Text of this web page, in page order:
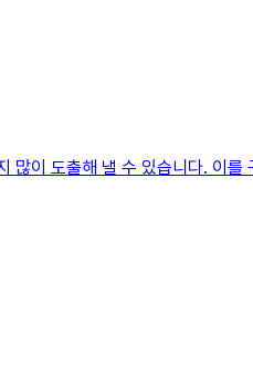
이 도출해 낼 수 있습니다. 이를